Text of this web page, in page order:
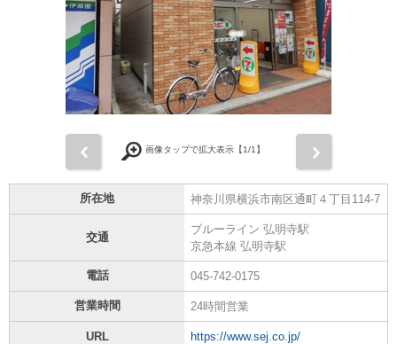
画像タップで拡大表示【1/1】
所在地 神奈川県横浜市南区通町４丁目114-7
交通
ブルーライン 弘明寺駅
京急本線 弘明寺駅
電話 045-742-0175
営業時間 24時間営業
URL https://www.sej.co.jp/